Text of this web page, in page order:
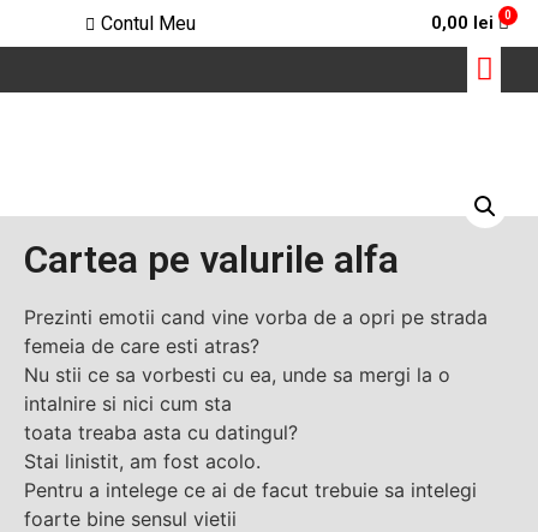
Contul Meu 0,00 lei
Cartea pe valurile alfa
Prezinti emotii cand vine vorba de a opri pe strada
femeia de care esti atras?
Nu stii ce sa vorbesti cu ea, unde sa mergi la o
intalnire si nici cum sta
toata treaba asta cu datingul?
Stai linistit, am fost acolo.
Pentru a intelege ce ai de facut trebuie sa intelegi
foarte bine sensul vietii